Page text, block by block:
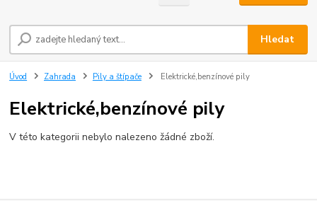
Hledat
Úvod Zahrada Pily a štípače Elektrické,benzínové pily
Elektrické,benzínové pily
V této kategorii nebylo nalezeno žádné zboží.